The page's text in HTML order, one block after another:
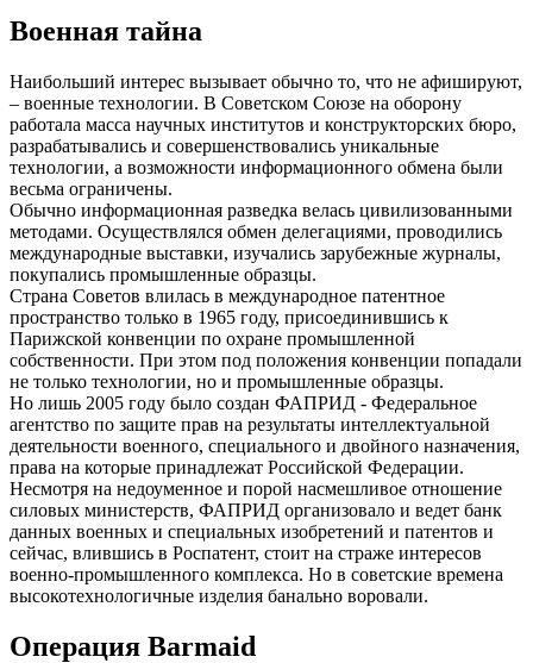
Военная тайна
Наибольший интерес вызывает обычно то, что не афишируют,
– военные технологии. В Советском Союзе на оборону
работала масса научных институтов и конструкторских бюро,
разрабатывались и совершенствовались уникальные
технологии, а возможности информационного обмена были
весьма ограничены.
Обычно информационная разведка велась цивилизованными
методами. Осуществлялся обмен делегациями, проводились
международные выставки, изучались зарубежные журналы,
покупались промышленные образцы.
Страна Советов влилась в международное патентное
пространство только в 1965 году, присоединившись к
Парижской конвенции по охране промышленной
собственности. При этом под положения конвенции попадали
не только технологии, но и промышленные образцы.
Но лишь 2005 году было создан ФАПРИД - Федеральное
агентство по защите прав на результаты интеллектуальной
деятельности военного, специального и двойного назначения,
права на которые принадлежат Российской Федерации.
Несмотря на недоуменное и порой насмешливое отношение
силовых министерств, ФАПРИД организовало и ведет банк
данных военных и специальных изобретений и патентов и
сейчас, влившись в Роспатент, стоит на страже интересов
военно-промышленного комплекса. Но в советские времена
высокотехнологичные изделия банально воровали.
Операция Barmaid